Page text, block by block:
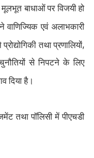
बाधाओं पर विजयी हो
वाणिज्यिक एवं अलाभकारी
तथा प्रणालियों,
से निपटने के लिए
दिया है।
तथा पॉलिसी में पीएचडी